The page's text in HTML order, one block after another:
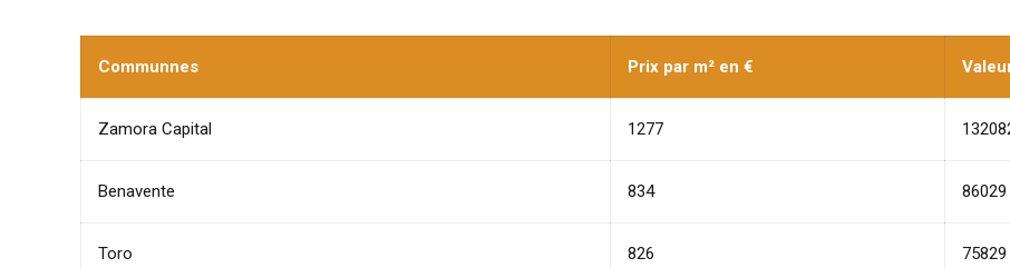
Communnes Prix par m² en €
Zamora Capital 1277
Benavente 834 86029
Toro 826 75829